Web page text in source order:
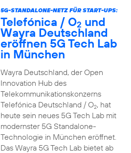
5G-STANDALONE-NETZ FÜR START-UPS:
Telefónica / O2 und
Wayra Deutschland
eröffnen 5G Tech Lab
in München
Wayra Deutschland, der Open
Innovation Hub des
Telekommunikationskonzerns
Telefónica Deutschland / O2, hat
heute sein neues 5G Tech Lab mit
modernster 5G Standalone-
Technologie in München eröffnet.
Das Wayra 5G Tech Lab bietet ab